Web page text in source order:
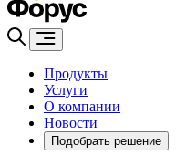
Продукты
Услуги
О компании
Новости
Подобрать решение